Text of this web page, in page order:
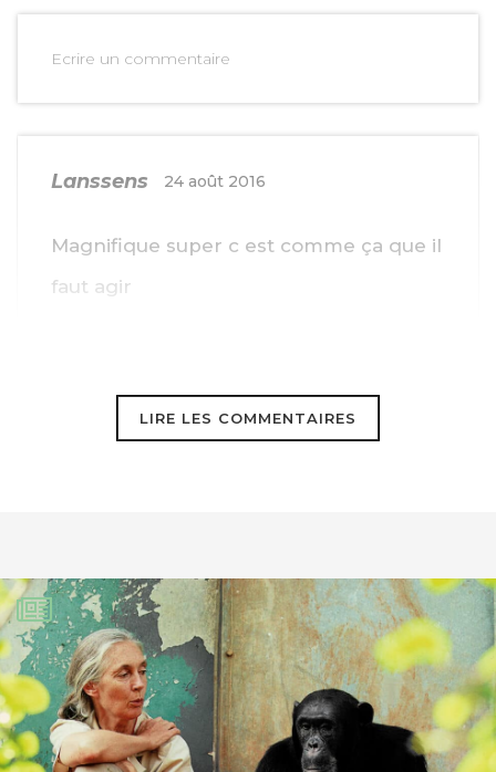
Ecrire un commentaire
Lanssens 24 août 2016
Magnifique super c est comme ça que il
faut agir
nombreuses années.
Je n’en connais aucun qui croit que
cette « accord de paix » est sérieux.
Ils parlent tous de « poudre aux yeux ».
J’aimerais beaucoup avoir des infos sur
LIRE LES COMMENTAIRES